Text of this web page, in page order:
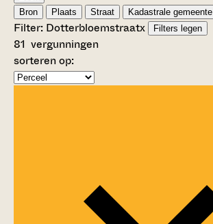
Bron
Plaats Straat Kadastrale gemeente
Filter: Dotterbloemstraatx Filters legen
81 vergunningen
sorteren op: